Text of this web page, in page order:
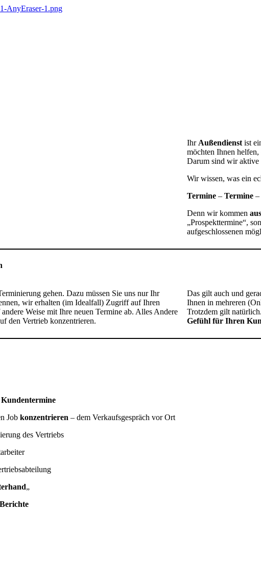
IhrAußendienstist
möchten Ihnen
Darum sind wir aktive
Wir wissen, was ein
Termine – Termine –
Denn wir kommen
„Prospekttermine“,
aufgeschlossenen
gehen. Dazu müssen Sie uns nur Ihr
wir erhalten (im Idealfall) Zugriff auf Ihren
Weise mit Ihre neuen Termine ab. Alles Andere
den Vertrieb konzentrieren.
Das gilt auch und
Ihnen in mehreren
Trotzdem gilt
Gefühl für Ihren
Job konzentrieren – dem Verkaufsgespräch vor Ort
des Vertriebs
„
Berichte